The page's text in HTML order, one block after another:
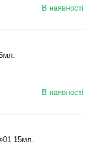
В наявності
В наявності
15мл.